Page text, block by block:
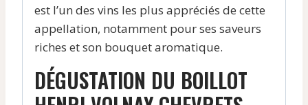
est l’un des vins les plus appréciés de cette
appellation, notamment pour ses saveurs
riches et son bouquet aromatique.
DÉGUSTATION DU BOILLOT